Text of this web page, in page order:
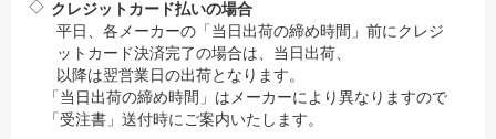
クレジットカード払いの場合
平日、各メーカーの「当日出荷の締め時間」前にクレジ
ットカード決済完了の場合は、当日出荷、
以降は翌営業日の出荷となります。
「当日出荷の締め時間」はメーカーにより異なりますので
「受注書」送付時にご案内いたします。